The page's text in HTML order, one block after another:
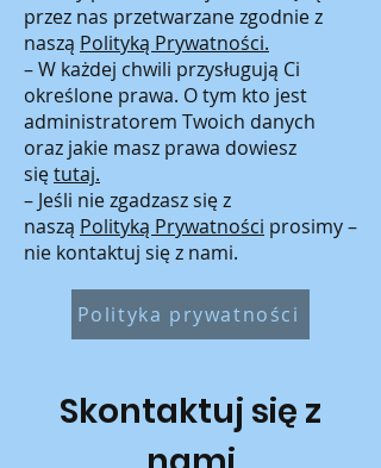
przez nas przetwarzane zgodnie z
naszą Polityką Prywatności.
– W każdej chwili przysługują Ci
określone prawa. O tym kto jest
administratorem Twoich danych
oraz jakie masz prawa dowiesz
siętutaj.
– Jeśli nie zgadzasz się z
naszą Polityką Prywatności prosimy –
nie kontaktuj się z nami.
Polityka prywatności
Skontaktuj się z